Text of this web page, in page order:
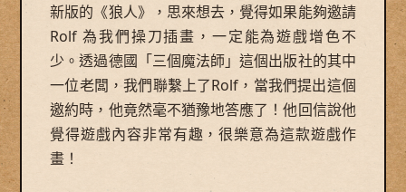
新版的《狼人》，思來想去，覺得如果能夠邀請
Rolf 為我們操刀插畫，一定能為遊戲增色不
少。透過德國「三個魔法師」這個出版社的其中
一位老闆，我們聯繫上了Rolf，當我們提出這個
邀約時，他竟然毫不猶豫地答應了！他回信說他
覺得遊戲內容非常有趣，很樂意為這款遊戲作
畫！